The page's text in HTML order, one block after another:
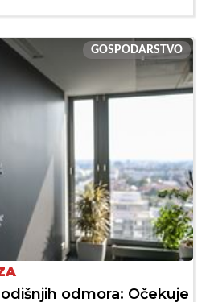
GOSPODARSTVO
odmora: Očekuje